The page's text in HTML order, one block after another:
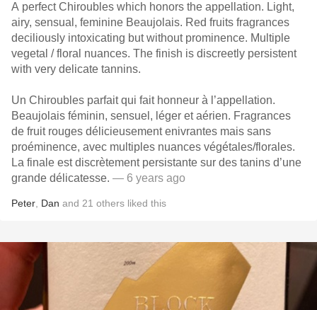
A perfect Chiroubles which honors the appellation. Light,
airy, sensual, feminine Beaujolais. Red fruits fragrances
deciliously intoxicating but without prominence. Multiple
vegetal / floral nuances. The finish is discreetly persistent
with very delicate tannins.
Un Chiroubles parfait qui fait honneur à l’appellation.
Beaujolais féminin, sensuel, léger et aérien. Fragrances
de fruit rouges délicieusement enivrantes mais sans
proéminence, avec multiples nuances végétales/florales.
La finale est discrètement persistante sur des tanins d’une
grande délicatesse. — 6 years ago
Peter Dan and 21 others liked this